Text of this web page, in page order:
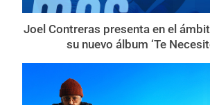
Joel Contreras presenta en el
su nuevo álbum ‘Te